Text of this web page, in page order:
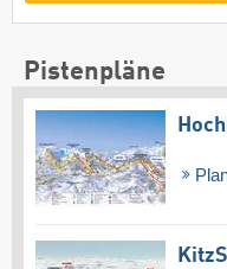
Pistenpläne